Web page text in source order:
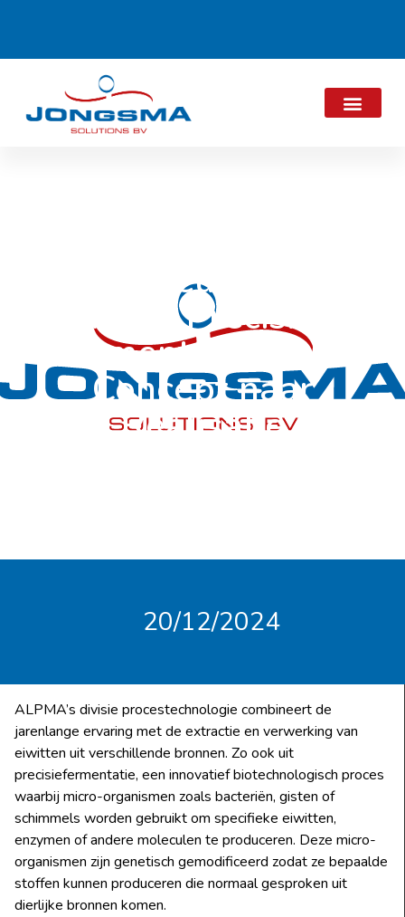
Nieuwe
Flyer Precisie
Fermentatie – van
Concept naar
Realisatie
20/12/2024
ALPMA’s divisie procestechnologie combineert de
jarenlange ervaring met de extractie en verwerking van
eiwitten uit verschillende bronnen. Zo ook uit
precisiefermentatie, een innovatief biotechnologisch proces
waarbij micro-organismen zoals bacteriën, gisten of
schimmels worden gebruikt om specifieke eiwitten,
enzymen of andere moleculen te produceren. Deze micro-
organismen zijn genetisch gemodificeerd zodat ze bepaalde
stoffen kunnen produceren die normaal gesproken uit
dierlijke bronnen komen.